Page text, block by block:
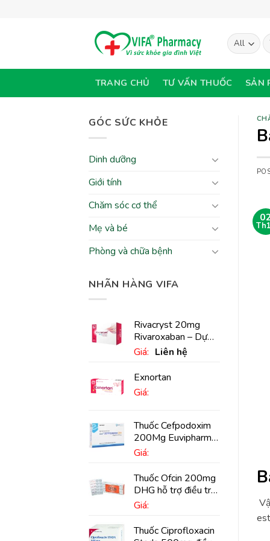
TRANG CHỦ TƯ VẤN THUỐC SẢN
GÓC SỨC KHỎE
Dinh dưỡng
Giới tính
Chăm sóc cơ thể
Mẹ và bé
Phòng và chữa bệnh
NHÃN HÀNG VIFA
Rivacryst 20mg
Rivaroxaban – Dự
phòng đột quỵ,
huyết khối tĩnh mạch
Giá: Liên hệ
Exnortan
Giá:
Thuốc Cefpodoxim
200Mg Euvipharm
điều trị nhiễm khuẩn
Giá:
Thuốc Ofcin 200mg
DHG hỗ trợ điều trị
viêm phế quản nặng
Giá:
Thuốc Ciprofloxacin